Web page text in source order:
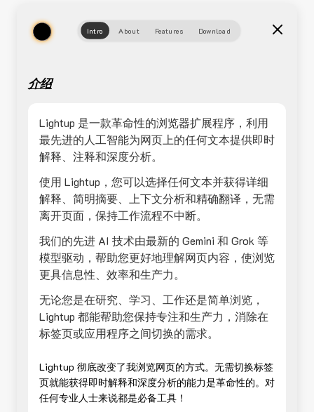
Intro About Features Download
介绍
Lightup 是一款革命性的浏览器扩展程序，利用
最先进的人工智能为网页上的任何文本提供即时
解释、注释和深度分析。
使用 Lightup，您可以选择任何文本并获得详细
解释、简明摘要、上下文分析和精确翻译，无需
离开页面，保持工作流程不中断。
我们的先进 AI 技术由最新的 Gemini 和 Grok 等
模型驱动，帮助您更好地理解网页内容，使浏览
更具信息性、效率和生产力。
无论您是在研究、学习、工作还是简单浏览，
Lightup 都能帮助您保持专注和生产力，消除在
标签页或应用程序之间切换的需求。
Lightup 彻底改变了我浏览网页的方式。无需切换标签
页就能获得即时解释和深度分析的能力是革命性的。对
任何专业人士来说都是必备工具！